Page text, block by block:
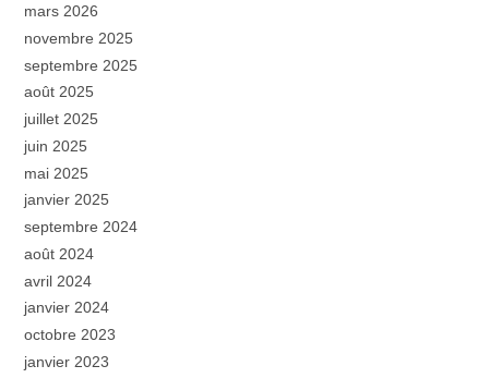
mars 2026
novembre 2025
septembre 2025
août 2025
juillet 2025
juin 2025
mai 2025
janvier 2025
septembre 2024
août 2024
avril 2024
janvier 2024
octobre 2023
janvier 2023